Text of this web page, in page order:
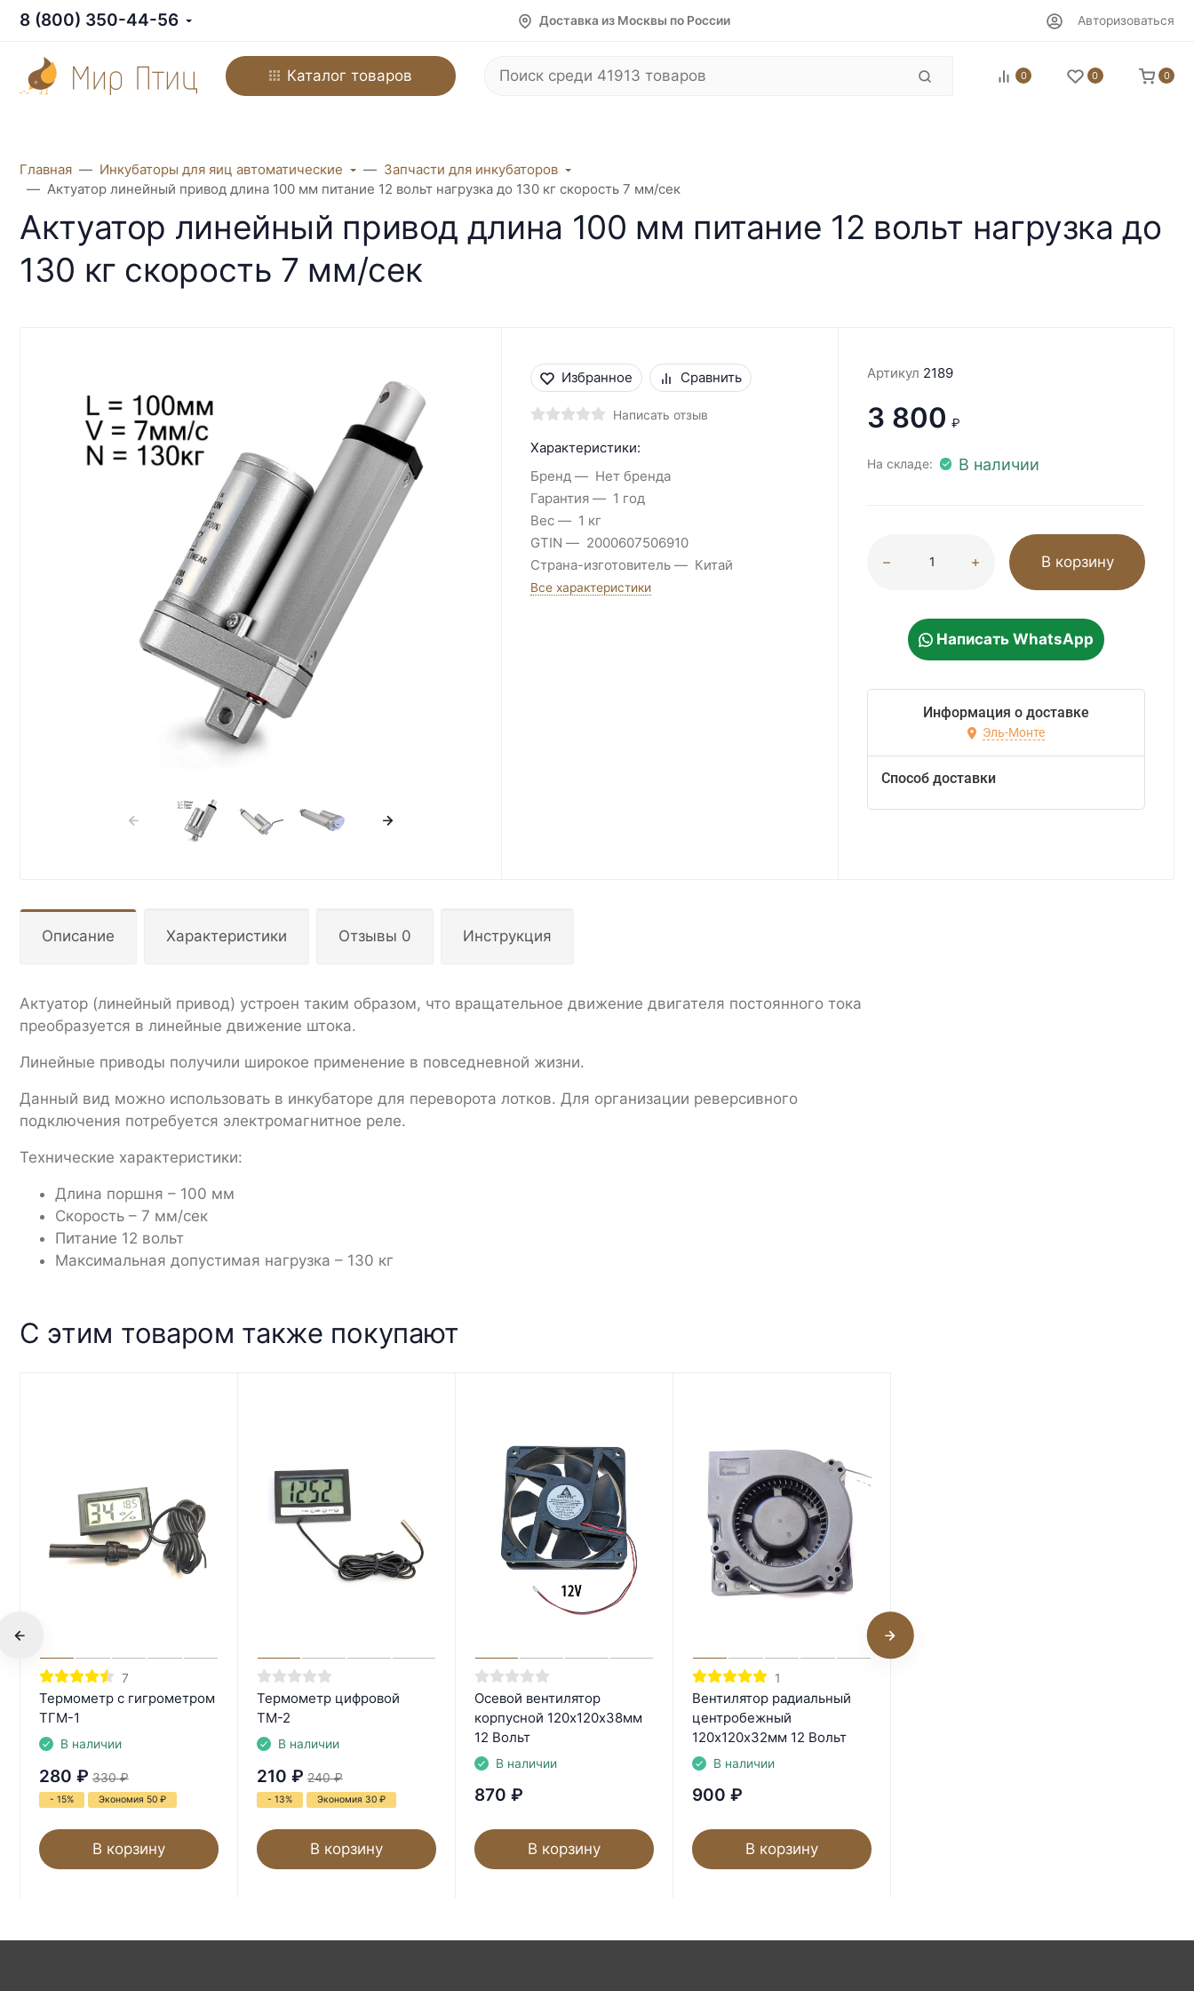
8 (800) 350-44-56 Доставка из Москвы по России Авторизоваться
Каталог товаров 0 0 0
Главная Инкубаторы для яиц автоматические
Запчасти для инкубаторов
Актуатор линейный привод длина 100 мм питание 12 вольт нагрузка до 130 кг скорость 7 мм/сек
Актуатор линейный привод длина 100 мм питание 12 вольт нагрузка до
130 кг скорость 7 мм/сек
Избранное Сравнить
Написать отзыв
Характеристики:
Бренд
Нет бренда
Гарантия
1 год
Вес
1 кг
GTIN
2000607506910
Страна-изготовитель
Китай
Все характеристики
Артикул 2189
3 800 ₽
На складе: В наличии
В корзину
Написать WhatsApp
Информация о доставке
Эль-Монте
Способ доставки
Описание Характеристики Отзывы 0 Инструкция
Актуатор (линейный привод) устроен таким образом, что вращательное движение двигателя постоянного тока
преобразуется в линейные движение штока.
Линейные приводы получили широкое применение в повседневной жизни.
Данный вид можно использовать в инкубаторе для переворота лотков. Для организации реверсивного
подключения потребуется электромагнитное реле.
Технические характеристики:
Длина поршня – 100 мм
Скорость – 7 мм/сек
Питание 12 вольт
Максимальная допустимая нагрузка – 130 кг
С этим товаром также покупают
7
Термометр с гигрометром
ТГМ-1
В наличии
280 ₽ 330 ₽
- 15% Экономия 50 ₽
В корзину
Термометр цифровой
ТМ-2
В наличии
210 ₽ 240 ₽
- 13% Экономия 30 ₽
В корзину
Осевой вентилятор
корпусной 120х120х38мм
12 Вольт
В наличии
870 ₽
В корзину
1
Вентилятор радиальный
центробежный
120х120х32мм 12 Вольт
В наличии
900 ₽
В корзину